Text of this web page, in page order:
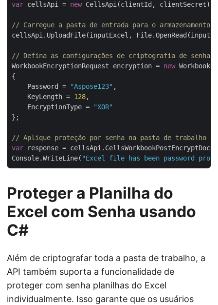
var cellsApi = new CellsApi(clientId, clientSecret);
// Carregue a pasta de entrada para o armazenamento
cellsApi.UploadFile(inputExcel,
// Defina as configurações de criptografia de senha
WorkbookEncryptionRequest encryption = new
{
    Password =
"Aspose123" ,
    KeyLength =
128,
    EncryptionType =
"XOR"
};
// Aplique proteção por senha na pasta de trabalho
var response =
Console.WriteLine( "Excel file has been password
Proteger a Planilha do
Excel com Senha usando
C#
Além de criptografar toda a pasta de trabalho, a
API também suporta a funcionalidade de
proteger com senha planilhas do Excel
individualmente. Isso garante que os usuários